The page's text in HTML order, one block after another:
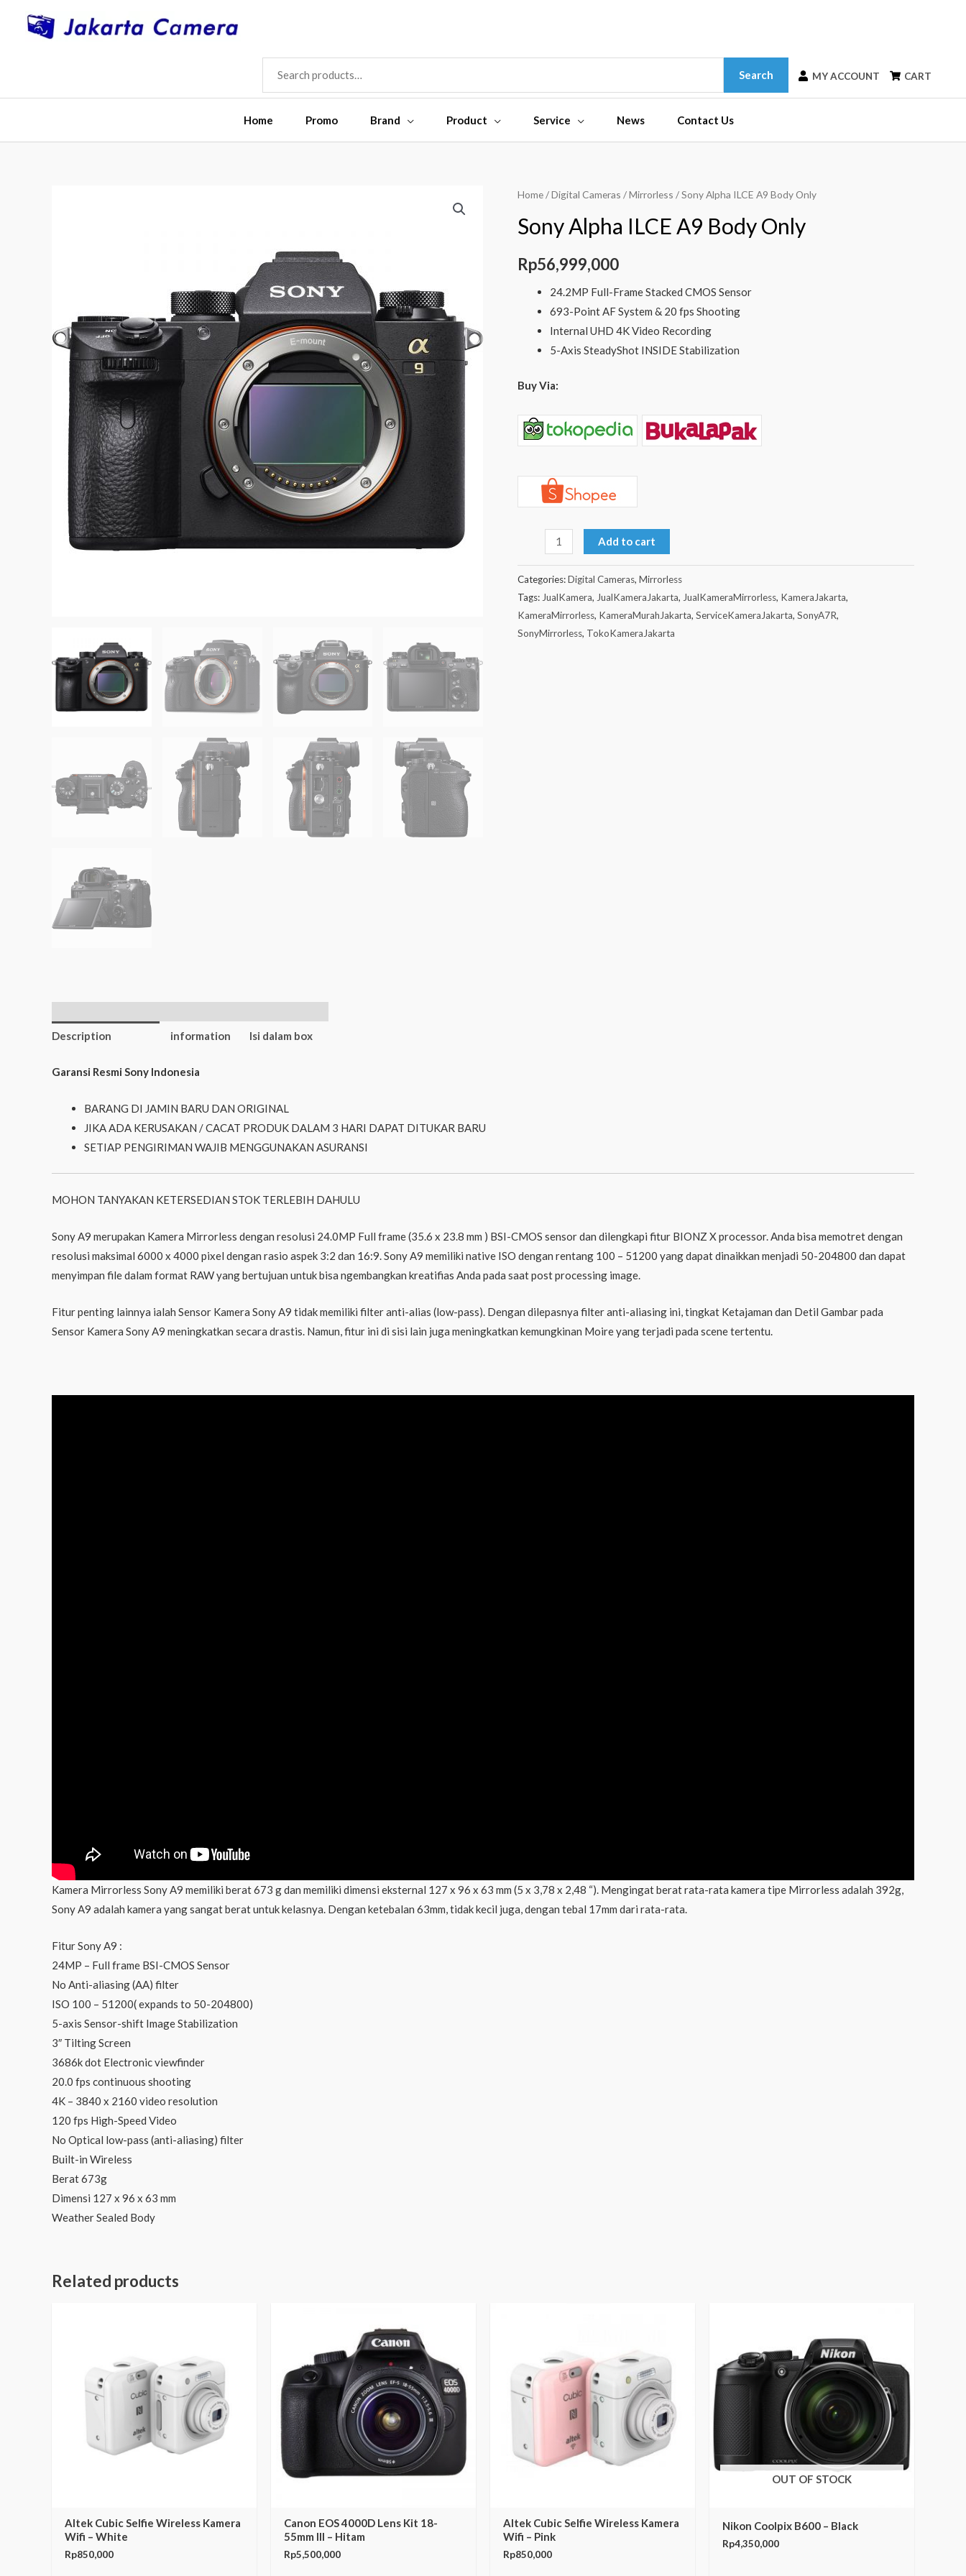
SEARCH
FOR:
Search MY ACCOUNT CART
Home Promo Brand Product Service News Contact Us
Home/Digital Cameras /Mirrorless / Sony Alpha ILCE A9 Body Only
Sony Alpha ILCE A9 Body Only
Rp56,999,000
24.2MP Full-Frame Stacked CMOS Sensor
693-Point AF System & 20 fps Shooting
Internal UHD 4K Video Recording
5-Axis SteadyShot INSIDE Stabilization
Buy Via:
Sony
ILCE
Body
Only
quantity
Add to cart
Categories:Digital Cameras, Mirrorless
Tags: JualKamera, JualKameraJakarta, JualKameraMirrorless, KameraJakarta,
KameraMirrorless, KameraMurahJakarta, ServiceKameraJakarta, SonyA7R,
SonyMirrorless, TokoKameraJakarta
Description
information
Isi dalam box
Garansi Resmi Sony Indonesia
BARANG DI JAMIN BARU DAN ORIGINAL
JIKA ADA KERUSAKAN / CACAT PRODUK DALAM 3 HARI DAPAT DITUKAR BARU
SETIAP PENGIRIMAN WAJIB MENGGUNAKAN ASURANSI
MOHON TANYAKAN KETERSEDIAN STOK TERLEBIH DAHULU
Sony A9 merupakan Kamera Mirrorless dengan resolusi 24.0MP Full frame (35.6 x 23.8 mm ) BSI-CMOS sensor dan dilengkapi fitur BIONZ X processor. Anda bisa memotret dengan
resolusi maksimal 6000 x 4000 pixel dengan rasio aspek 3:2 dan 16:9. Sony A9 memiliki native ISO dengan rentang 100 – 51200 yang dapat dinaikkan menjadi 50-204800 dan dapat
menyimpan file dalam format RAW yang bertujuan untuk bisa ngembangkan kreatifias Anda pada saat post processing image.
Fitur penting lainnya ialah Sensor Kamera Sony A9 tidak memiliki filter anti-alias (low-pass). Dengan dilepasnya filter anti-aliasing ini, tingkat Ketajaman dan Detil Gambar pada
Sensor Kamera Sony A9 meningkatkan secara drastis. Namun, fitur ini di sisi lain juga meningkatkan kemungkinan Moire yang terjadi pada scene tertentu.
Kamera Mirrorless Sony A9 memiliki berat 673 g dan memiliki dimensi eksternal 127 x 96 x 63 mm (5 x 3,78 x 2,48 “). Mengingat berat rata-rata kamera tipe Mirrorless adalah 392g,
Sony A9 adalah kamera yang sangat berat untuk kelasnya. Dengan ketebalan 63mm, tidak kecil juga, dengan tebal 17mm dari rata-rata.
Fitur Sony A9 :
24MP – Full frame BSI-CMOS Sensor
No Anti-aliasing (AA) filter
ISO 100 – 51200( expands to 50-204800)
5-axis Sensor-shift Image Stabilization
3″ Tilting Screen
3686k dot Electronic viewfinder
20.0 fps continuous shooting
4K – 3840 x 2160 video resolution
120 fps High-Speed Video
No Optical low-pass (anti-aliasing) filter
Built-in Wireless
Berat 673g
Dimensi 127 x 96 x 63 mm
Weather Sealed Body
Related products
Altek Cubic Selfie Wireless Kamera
Wifi – White
Rp850,000
Canon EOS 4000D Lens Kit 18-
55mm III – Hitam
Rp5,500,000
Altek Cubic Selfie Wireless Kamera
Wifi – Pink
Rp850,000
OUT OF STOCK
Nikon Coolpix B600 – Black
Rp4,350,000